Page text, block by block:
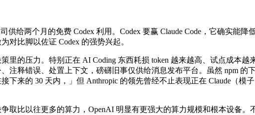
两个月的免费 Codex 利用。Codex 要赢 Claude Code，它确实能降
对比脚以佐证 Codex 的强势兴起。
的压力。特别正在 AI Coding 东西耗损 token 越来越高、试点成本越
注释错误、处置上下文，磅礴旧事仅供给消息发布平台。虽然 npm 的
来的 30 天内，」但 Anthropic 的领先曾经不止表现正在 Claude（模
比以往更多的算力，OpenAI 明显有更强大的算力规模和根本设备。